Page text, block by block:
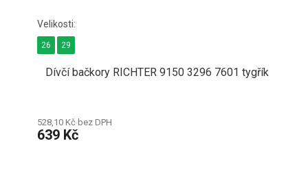
Dívčí bačkory RICHTER 9150 3296 7601 tygřík
528,10 Kč bez DPH
639 Kč
26 29